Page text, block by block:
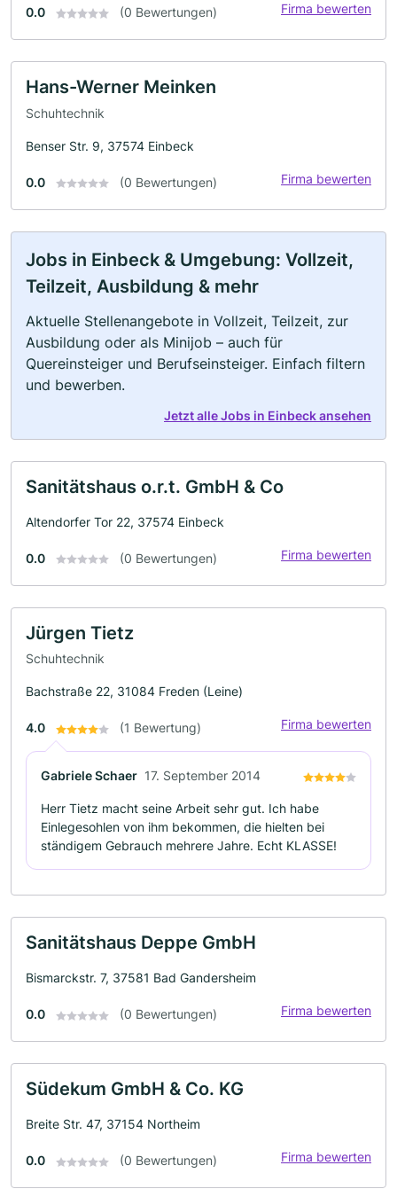
0.0 (0 Bewertungen) Firma bewerten
Hans-Werner Meinken
Schuhtechnik
Benser Str. 9, 37574 Einbeck
0.0 (0 Bewertungen) Firma bewerten
Jobs in Einbeck & Umgebung: Vollzeit,
Teilzeit, Ausbildung & mehr
Aktuelle Stellenangebote in Vollzeit, Teilzeit, zur
Ausbildung oder als Minijob – auch für
Quereinsteiger und Berufseinsteiger. Einfach filtern
und bewerben.
Jetzt alle Jobs in Einbeck ansehen
Sanitätshaus o.r.t. GmbH & Co
Altendorfer Tor 22, 37574 Einbeck
0.0 (0 Bewertungen) Firma bewerten
Jürgen Tietz
Schuhtechnik
Bachstraße 22, 31084 Freden (Leine)
4.0 (1 Bewertung) Firma bewerten
Gabriele Schaer 17. September 2014
Herr Tietz macht seine Arbeit sehr gut. Ich habe
Einlegesohlen von ihm bekommen, die hielten bei
ständigem Gebrauch mehrere Jahre. Echt KLASSE!
Sanitätshaus Deppe GmbH
Bismarckstr. 7, 37581 Bad Gandersheim
0.0 (0 Bewertungen) Firma bewerten
Südekum GmbH & Co. KG
Breite Str. 47, 37154 Northeim
0.0 (0 Bewertungen) Firma bewerten